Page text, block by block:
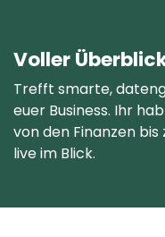
Voller
Trefft smarte,
euer Business. Ihr
von den Finanzen
live im Blick.